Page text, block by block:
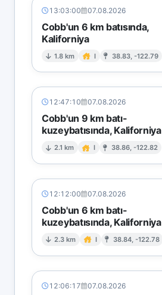
13:03:00 07.08.2026
Cobb'un 6 km batısında,
Kaliforniya
1.8 km I 38.83, -122.79
12:47:10 07.08.2026
Cobb'un 9 km batı-
kuzeybatısında, Kaliforniya
2.1 km I 38.86, -122.82
12:12:00 07.08.2026
Cobb'un 6 km batı-
kuzeybatısında, Kaliforniya
2.3 km I 38.84, -122.78
12:06:17 07.08.2026